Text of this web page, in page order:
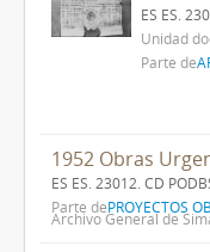
ES ES.
Unidad
Parte de
1952 Obras
ES ES. 23012. CD
Parte dePROYECTOS
Archivo General de